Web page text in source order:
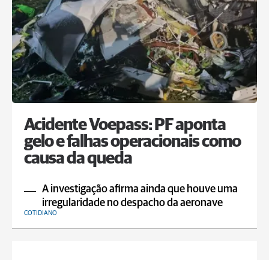
Acidente Voepass: PF aponta
gelo e falhas operacionais como
causa da queda
A investigação afirma ainda que houve uma
irregularidade no despacho da aeronave
COTIDIANO